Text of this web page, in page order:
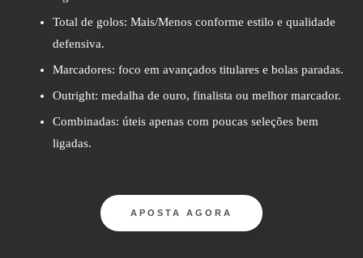
Total de golos: Mais/Menos conforme estilo e qualidade
defensiva.
Marcadores: foco em avançados titulares e bolas paradas.
Outright: medalha de ouro, finalista ou melhor marcador.
Combinadas: úteis apenas com poucas seleções bem
ligadas.
APOSTA AGORA